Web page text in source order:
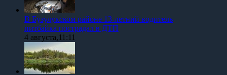
В Бузулукском районе 13-летний водитель
питбайка пострадал в ДТП
4 августа,11:11